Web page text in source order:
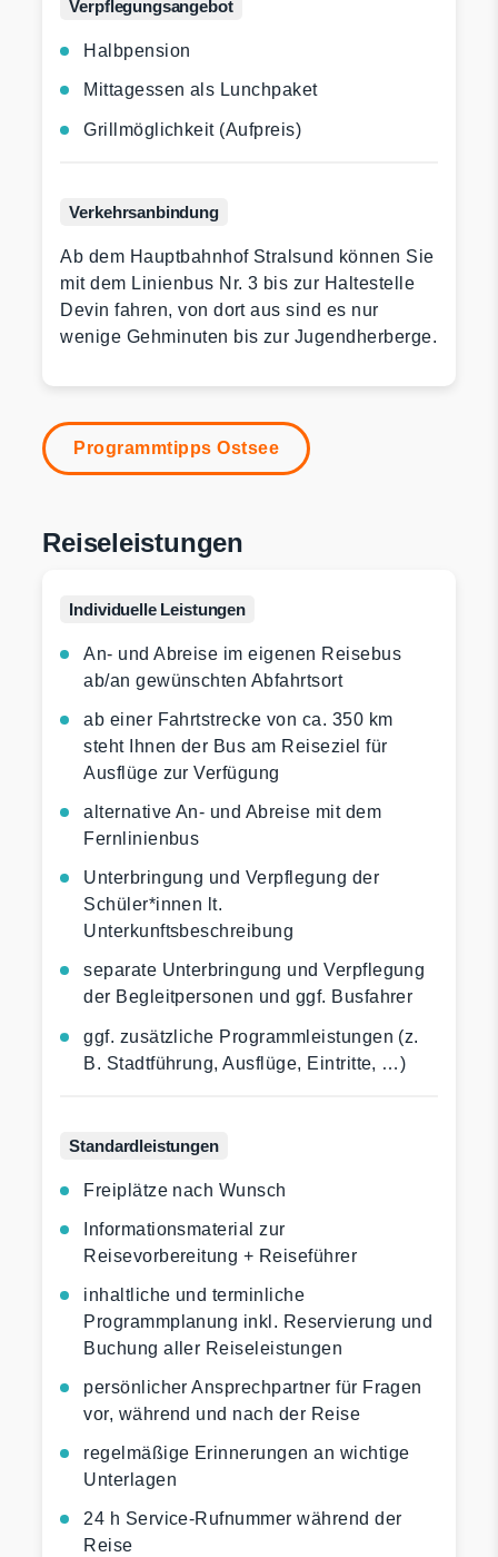
Verpflegungs­angebot
Halbpension
Mittagessen als Lunchpaket
Grillmöglichkeit (Aufpreis)
Verkehrs­anbindung
Ab dem Hauptbahnhof Stralsund können Sie
mit dem Linienbus Nr. 3 bis zur Haltestelle
Devin fahren, von dort aus sind es nur
wenige Gehminuten bis zur Jugendherberge.
Programmtipps Ostsee
Reiseleistungen
Individuelle Leistungen
An- und Abreise im eigenen Reisebus
ab/an gewünschten Abfahrtsort
ab einer Fahrtstrecke von ca. 350 km
steht Ihnen der Bus am Reiseziel für
Ausflüge zur Verfügung
alternative An- und Abreise mit dem
Fernlinienbus
Unterbringung und Verpflegung der
Schüler*innen lt.
Unterkunftsbeschreibung
separate Unterbringung und Verpflegung
der Begleitpersonen und ggf. Busfahrer
ggf. zusätzliche Programmleistungen (z.
B. Stadtführung, Ausflüge, Eintritte, …)
Standardleistungen
Freiplätze nach Wunsch
Informationsmaterial zur
Reisevorbereitung + Reiseführer
inhaltliche und terminliche
Programmplanung inkl. Reservierung und
Buchung aller Reiseleistungen
persönlicher Ansprechpartner für Fragen
vor, während und nach der Reise
regelmäßige Erinnerungen an wichtige
Unterlagen
24 h Service-Rufnummer während der
Reise